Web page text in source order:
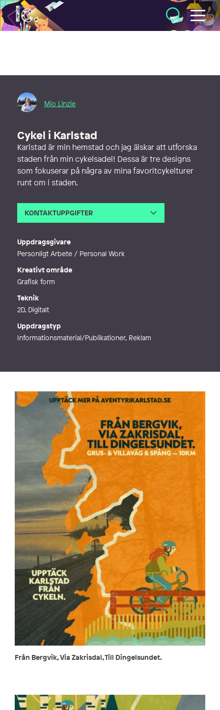
Illustratörcentrum
Mio Linzie
Cykel i Karlstad
Karlstad är min hemstad och jag älskar att utforska
staden från min cykelsadel! Dessa är tre designs
som fokuserar på några av mina favoritcykelturer
runt om i staden.
KONTAKTUPPGIFTER
Uppdragsgivare
Personligt Arbete / Personal Work
Kreativt område
Grafisk form
Teknik
2D, Digitalt
Uppdragstyp
Informationsmaterial/Publikationer, Reklam
Från Bergvik, Via Zakrisdal, Till Dingelsundet.